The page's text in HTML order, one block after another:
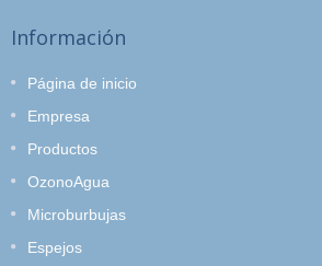
Información
Página de inicio
Empresa
Productos
OzonoAgua
Microburbujas
Espejos